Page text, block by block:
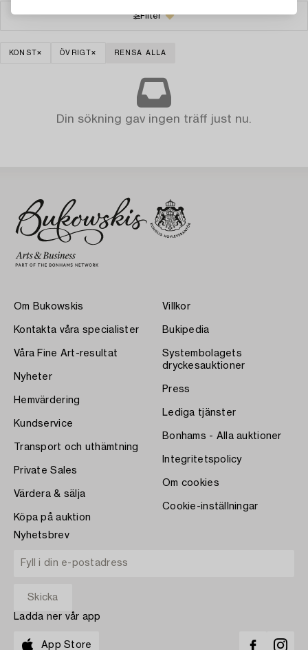
Filter
KONST ÖVRIGT RENSA ALLA
Din sökning gav ingen träff just nu.
Om Bukowskis
Kontakta våra specialister
Våra Fine Art-resultat
Nyheter
Hemvärdering
Kundservice
Transport och uthämtning
Private Sales
Värdera & sälja
Köpa på auktion
Villkor
Bukipedia
Systembolagets
dryckesauktioner
Press
Lediga tjänster
Bonhams - Alla auktioner
Integritetspolicy
Om cookies
Cookie-inställningar
Nyhetsbrev
Ladda ner vår app
App Store